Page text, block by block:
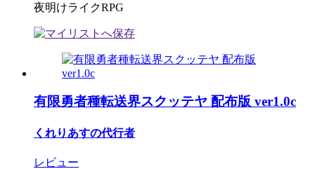
夜明けライクRPG
有限勇者種転送界スクッテヤ 配布版 ver1.0c
くれりあすの代行者
レビュー